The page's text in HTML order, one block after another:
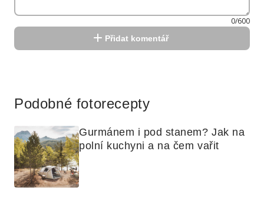
0/600
Přidat komentář
Podobné fotorecepty
Gurmánem i pod stanem? Jak na
polní kuchyni a na čem vařit